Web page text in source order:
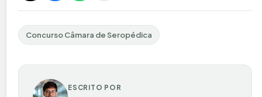
Concurso Câmara de Seropédica
ESCRITO POR